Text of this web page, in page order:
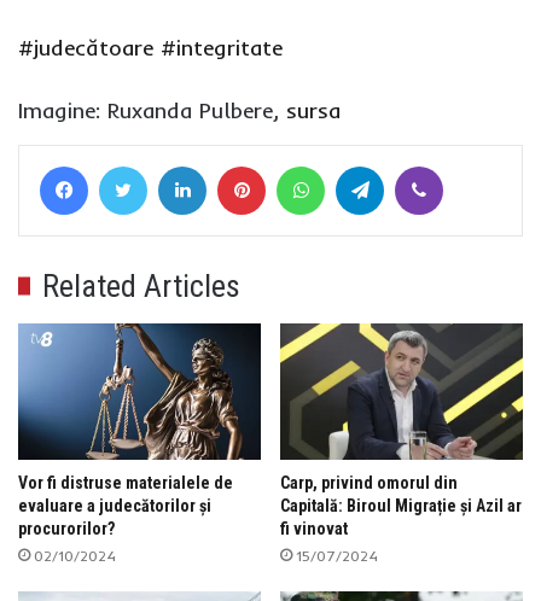
#judecătoare #integritate
Imagine: Ruxanda Pulbere, sursa
FacebookTwitter LinkedIn Pinterest WhatsAppTelegram
Related Articles
Vor fi distruse materialele de
evaluare a judecătorilor și
procurorilor?
02/10/2024
Carp, privind omorul din
Capitală: Biroul Migrație și Azil ar
fi vinovat
15/07/2024